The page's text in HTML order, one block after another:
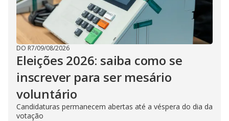
DO R7/09/08/2026
Eleições 2026: saiba como se
inscrever para ser mesário
voluntário
Candidaturas permanecem abertas até a véspera do dia da
votação